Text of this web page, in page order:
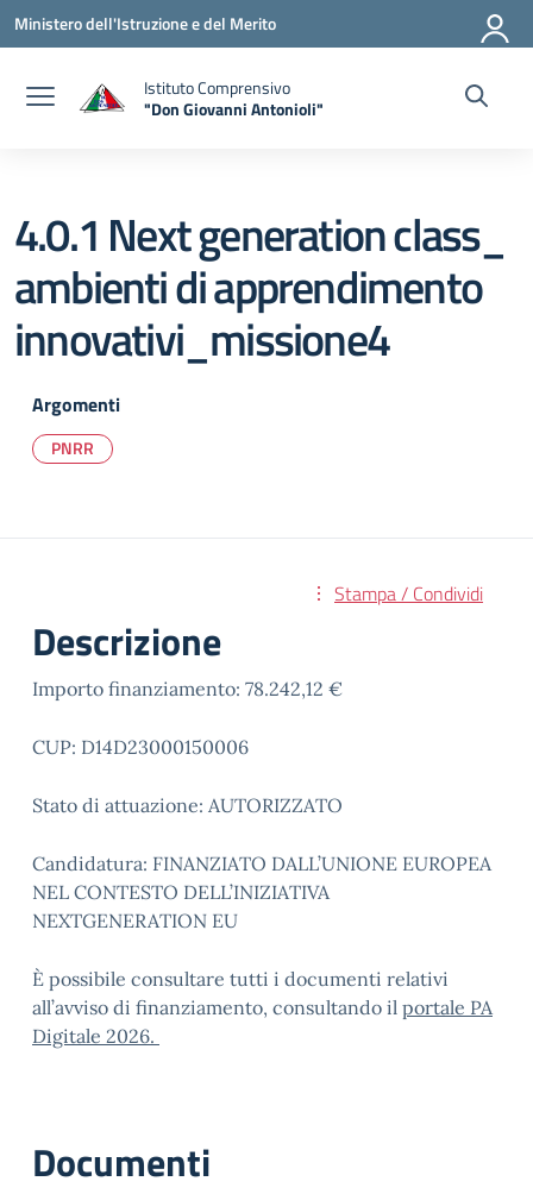
Vai ai contenuti
Vai al menu di navigazione
Vai al footer
Ministero dell'Istruzione e del Merito
Istituto Comprensivo
"Don Giovanni Antonioli"
4.0.1 Next generation class_
ambienti di apprendimento
innovativi_missione4
Argomenti
PNRR
Stampa / Condividi
Descrizione
Importo finanziamento: 78.242,12 €
CUP: D14D23000150006
Stato di attuazione: AUTORIZZATO
Candidatura: FINANZIATO DALL’UNIONE EUROPEA
NEL CONTESTO DELL’INIZIATIVA
NEXTGENERATION EU
È possibile consultare tutti i documenti relativi
all’avviso di finanziamento, consultando il portale PA
Digitale 2026.
Documenti